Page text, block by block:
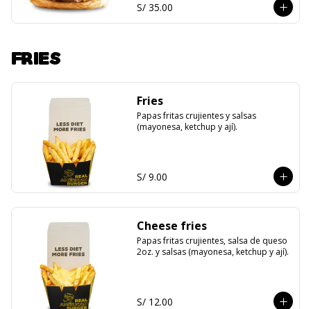
S/ 35.00
FRIES
Fries
Papas fritas crujientes y salsas
(mayonesa, ketchup y ají).
S/ 9.00
Cheese fries
Papas fritas crujientes, salsa de queso
2oz. y salsas (mayonesa, ketchup y ají).
S/ 12.00